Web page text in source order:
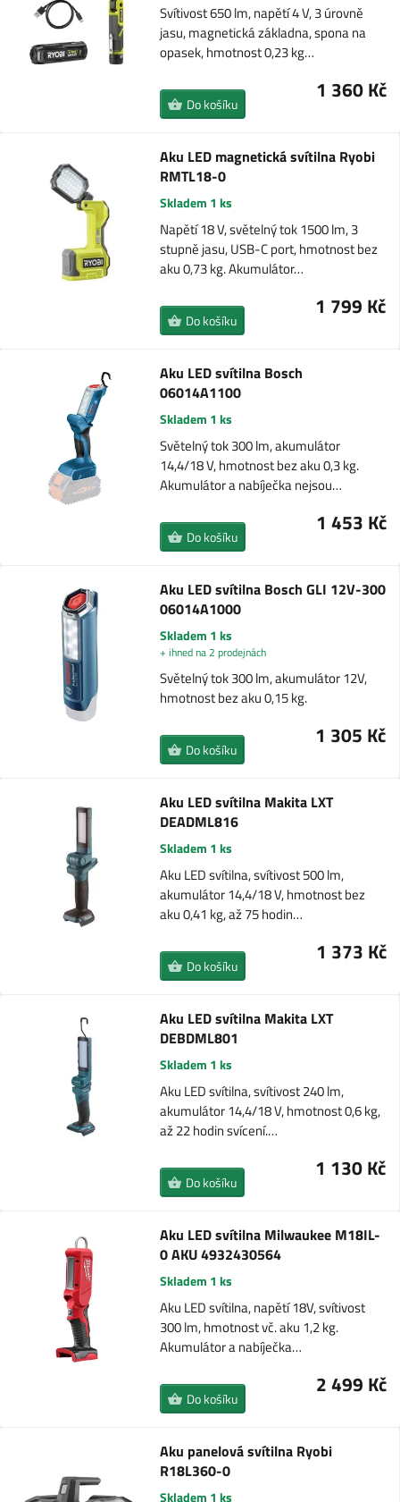
Svítivost 650 lm, napětí 4 V, 3 úrovně
jasu, magnetická základna, spona na
opasek, hmotnost 0,23 kg…
1 360 Kč
Do košíku
Aku LED magnetická svítilna Ryobi
RMTL18-0
Skladem 1 ks
Napětí 18 V, světelný tok 1500 lm, 3
stupně jasu, USB-C port, hmotnost bez
aku 0,73 kg. Akumulátor…
1 799 Kč
Do košíku
Aku LED svítilna Bosch
06014A1100
Skladem 1 ks
Světelný tok 300 lm, akumulátor
14,4/18 V, hmotnost bez aku 0,3 kg.
Akumulátor a nabíječka nejsou…
1 453 Kč
Do košíku
Aku LED svítilna Bosch GLI 12V-300
06014A1000
Skladem 1 ks
+ ihned na 2 prodejnách
Světelný tok 300 lm, akumulátor 12V,
hmotnost bez aku 0,15 kg.
1 305 Kč
Do košíku
Aku LED svítilna Makita LXT
DEADML816
Skladem 1 ks
Aku LED svítilna, svítivost 500 lm,
akumulátor 14,4/18 V, hmotnost bez
aku 0,41 kg, až 75 hodin…
1 373 Kč
Do košíku
Aku LED svítilna Makita LXT
DEBDML801
Skladem 1 ks
Aku LED svítilna, svítivost 240 lm,
akumulátor 14,4/18 V, hmotnost 0,6 kg,
až 22 hodin svícení.…
1 130 Kč
Do košíku
Aku LED svítilna Milwaukee M18IL-
0 AKU 4932430564
Skladem 1 ks
Aku LED svítilna, napětí 18V, svítivost
300 lm, hmotnost vč. aku 1,2 kg.
Akumulátor a nabíječka…
2 499 Kč
Do košíku
Aku panelová svítilna Ryobi
R18L360-0
Skladem 1 ks